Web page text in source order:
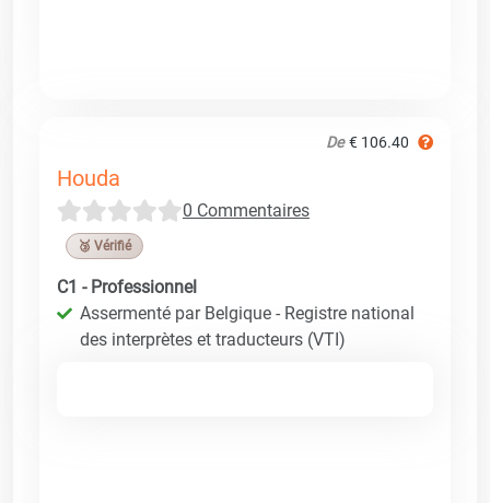
De € 106.40
Houda
0 Commentaires
🥉 Vérifié
C1 - Professionnel
Assermenté par Belgique - Registre national
des interprètes et traducteurs (VTI)